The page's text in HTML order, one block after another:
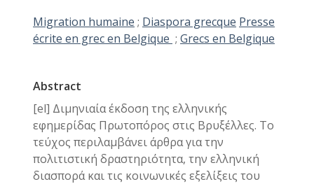
Migration humaine ; Diaspora grecque Presse
écrite en grec en Belgique ; Grecs en Belgique
Abstract
[el] Διμηνιαία έκδοση της ελληνικής
εφημερίδας Πρωτοπόρος στις Βρυξέλλες. Το
τεύχος περιλαμβάνει άρθρα για την
πολιτιστική δραστηριότητα, την ελληνική
διασπορά και τις κοινωνικές εξελίξεις του